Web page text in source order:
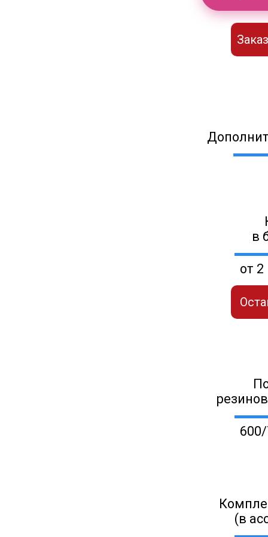
в
от 2
(в